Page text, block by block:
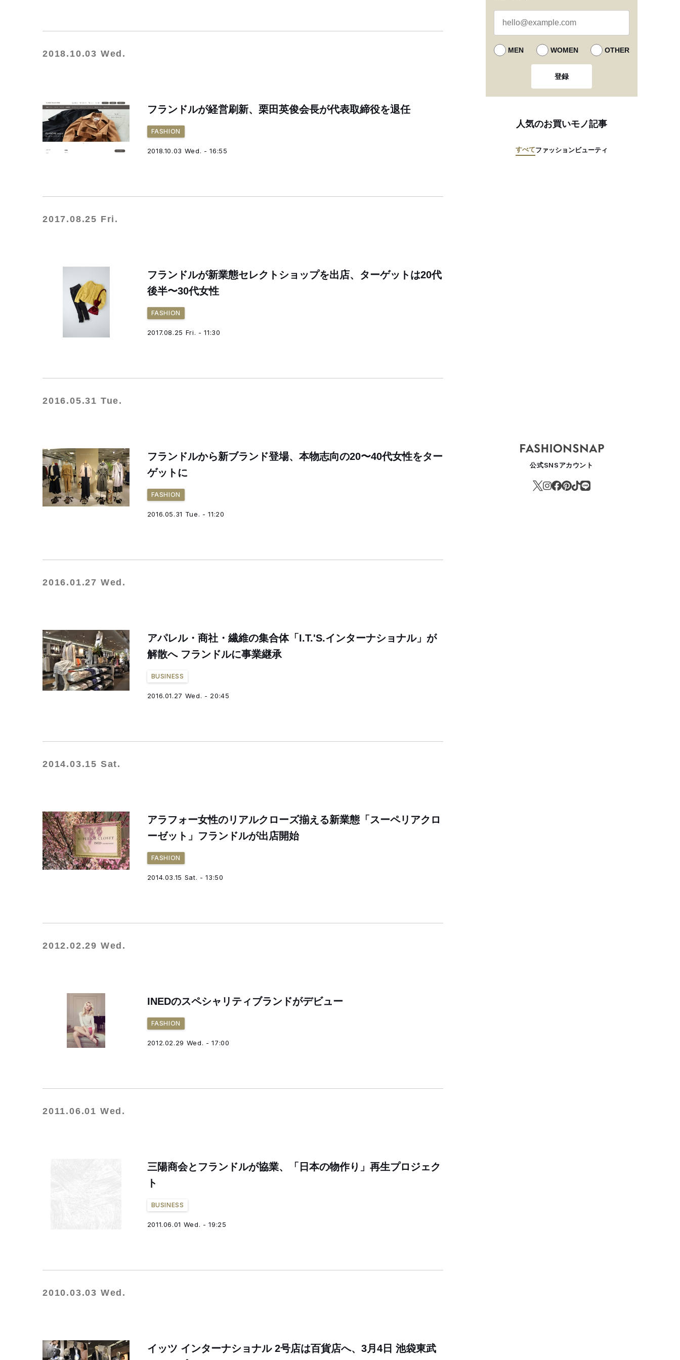
2018.10.03 Wed.
フランドルが経営刷新、栗田英俊会長が代表取締役を退任
FASHION
2018.10.03 Wed. - 16:55
2017.08.25 Fri.
フランドルが新業態セレクトショップを出店、ターゲットは20代
後半〜30代女性
FASHION
2017.08.25 Fri. - 11:30
2016.05.31 Tue.
フランドルから新ブランド登場、本物志向の20〜40代女性をター
ゲットに
FASHION
2016.05.31 Tue. - 11:20
2016.01.27 Wed.
アパレル・商社・繊維の集合体「I.T.'S.インターナショナル」が
解散へ フランドルに事業継承
BUSINESS
2016.01.27 Wed. - 20:45
2014.03.15 Sat.
アラフォー女性のリアルクローズ揃える新業態「スーペリアクロ
ーゼット」フランドルが出店開始
FASHION
2014.03.15 Sat. - 13:50
2012.02.29 Wed.
INEDのスペシャリティブランドがデビュー
FASHION
2012.02.29 Wed. - 17:00
2011.06.01 Wed.
三陽商会とフランドルが協業、「日本の物作り」再生プロジェク
ト
BUSINESS
2011.06.01 Wed. - 19:25
2010.03.03 Wed.
イッツ インターナショナル 2号店は百貨店へ、3月4日 池袋東武
MEN WOMEN OTHER
登録
人気のお買いモノ記事
すべてファッションビューティ
公式SNSアカウント